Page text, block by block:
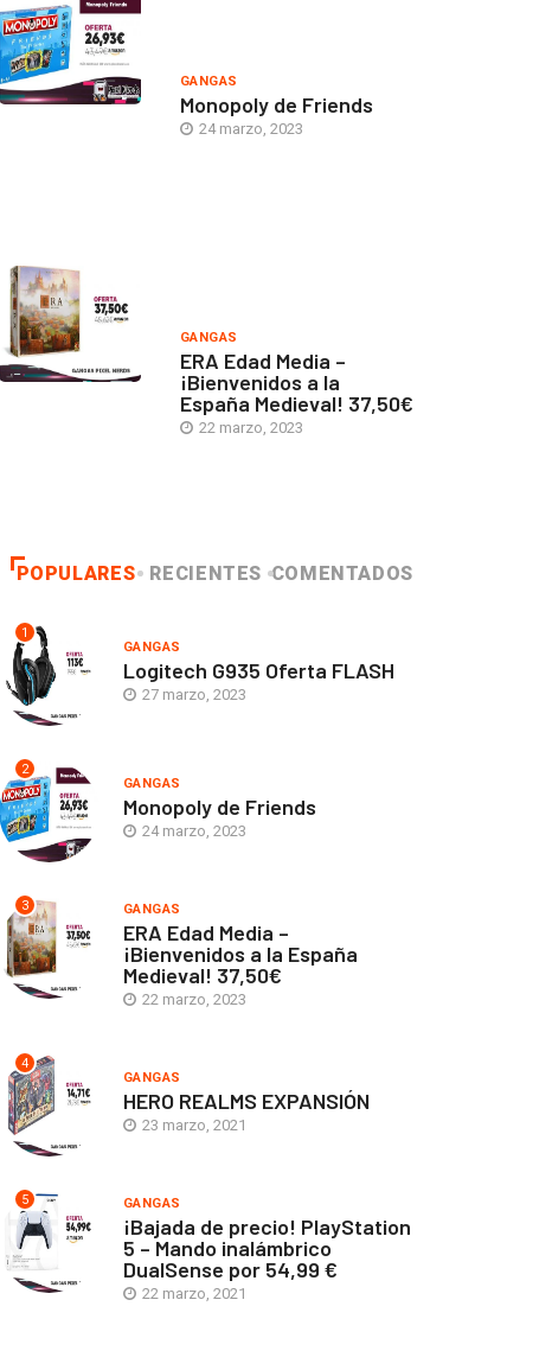
GANGAS
Monopoly de Friends
24 marzo, 2023
GANGAS
ERA Edad Media –
¡Bienvenidos a la
España Medieval! 37,50€
22 marzo, 2023
POPULARES RECIENTES COMENTADOS
1
GANGAS
Logitech G935 Oferta FLASH
27 marzo, 2023
2
GANGAS
Monopoly de Friends
24 marzo, 2023
3 GANGAS
ERA Edad Media –
¡Bienvenidos a la España
Medieval! 37,50€
22 marzo, 2023
4
GANGAS
HERO REALMS EXPANSIÓN
23 marzo, 2021
5 GANGAS
¡Bajada de precio! PlayStation
5 – Mando inalámbrico
DualSense por 54,99 €
22 marzo, 2021